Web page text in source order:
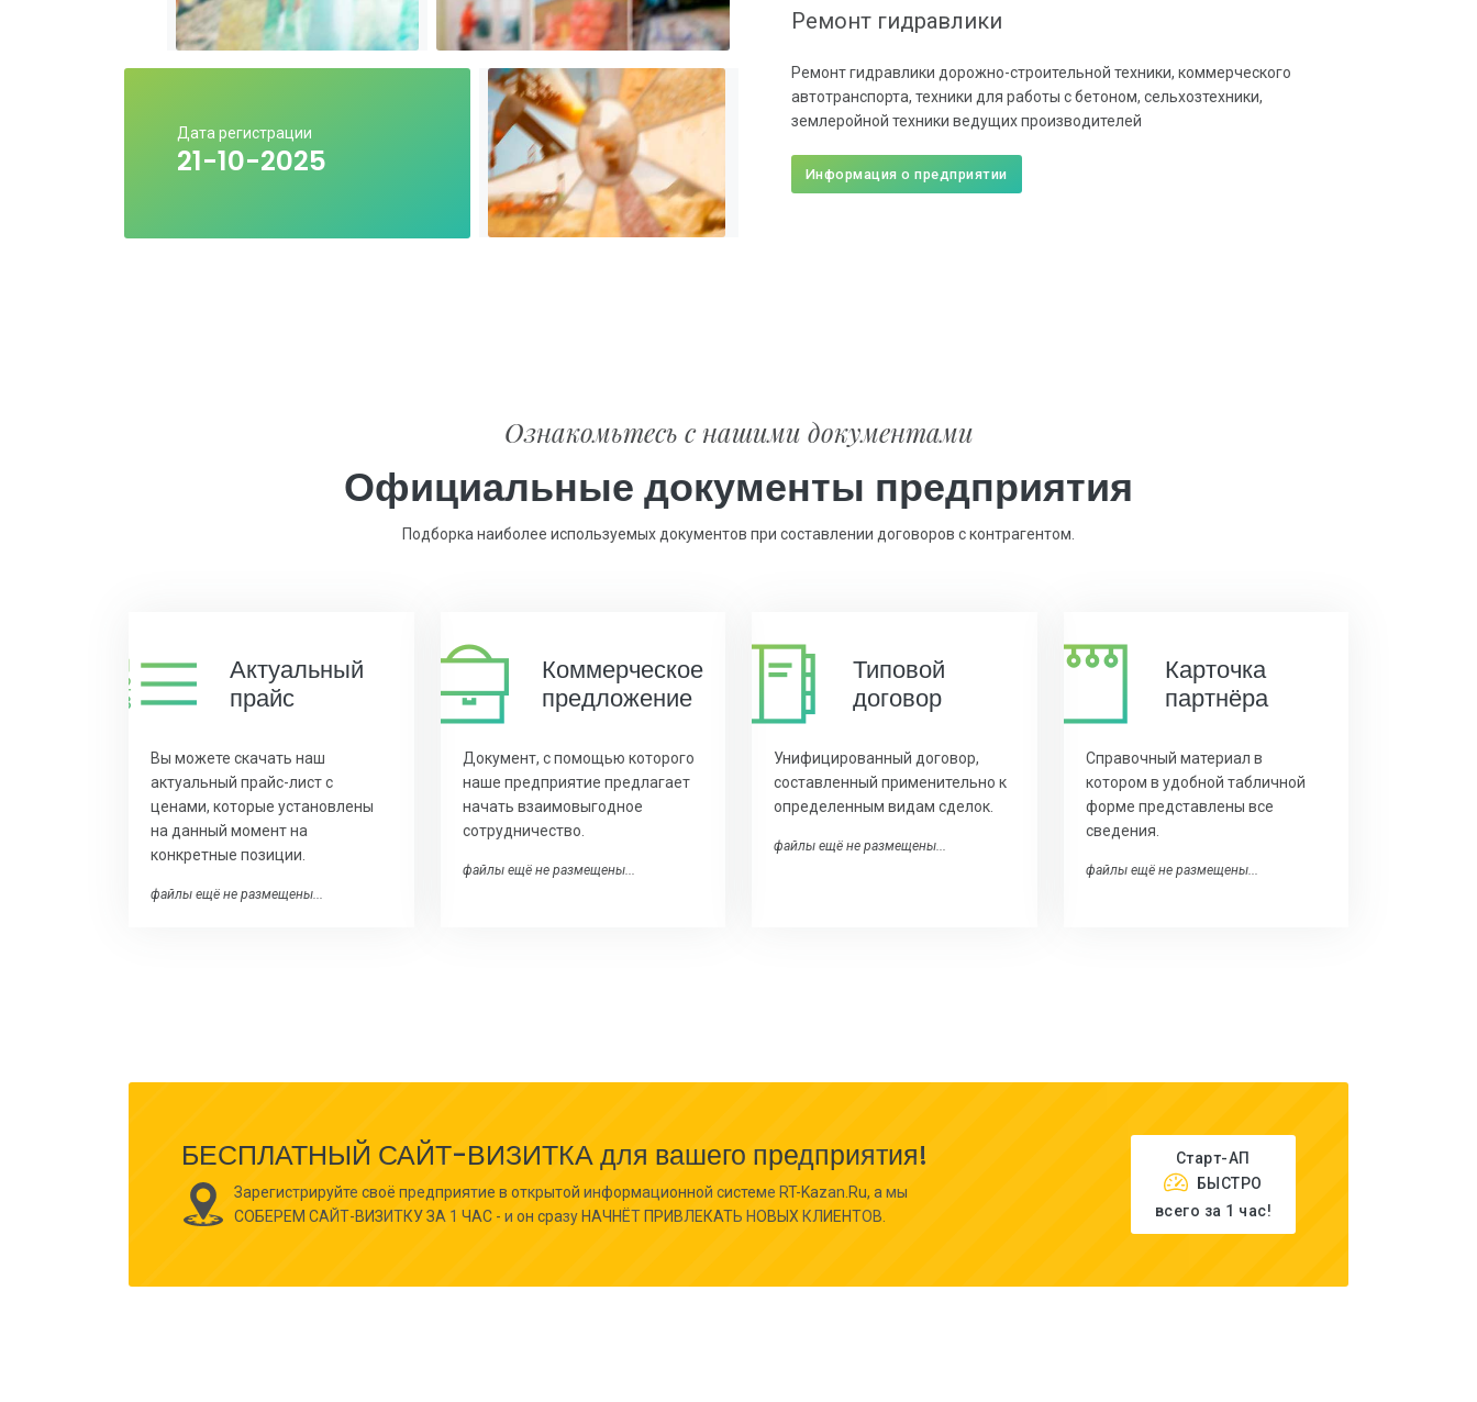
Дата регистрации
21-10-2025
Ремонт гидравлики
Ремонт гидравлики дорожно-строительной техники, коммерческого
автотранспорта, техники для работы с бетоном, сельхозтехники,
землеройной техники ведущих производителей
Информация о предприятии
Ознакомьтесь с нашими документами
Официальные документы предприятия
Подборка наиболее используемых документов при составлении договоров с контрагентом.
Актуальный
прайс
Вы можете скачать наш
актуальный прайс-лист с
ценами, которые установлены
на данный момент на
конкретные позиции.
файлы ещё не размещены...
Коммерческое
предложение
Документ, с помощью которого
наше предприятие предлагает
начать взаимовыгодное
сотрудничество.
файлы ещё не размещены...
Типовой
договор
Унифицированный договор,
составленный применительно к
определенным видам сделок.
файлы ещё не размещены...
Карточка
партнёра
Справочный материал в
котором в удобной табличной
форме представлены все
сведения.
файлы ещё не размещены...
БЕСПЛАТНЫЙ САЙТ-ВИЗИТКА для вашего предприятия!
Зарегистрируйте своё предприятие в открытой информационной системе RT-Kazan.Ru, а мы
СОБЕРЕМ САЙТ-ВИЗИТКУ ЗА 1 ЧАС - и он сразу НАЧНЁТ ПРИВЛЕКАТЬ НОВЫХ КЛИЕНТОВ.
Старт-АП
БЫСТРО
всего за 1 час!